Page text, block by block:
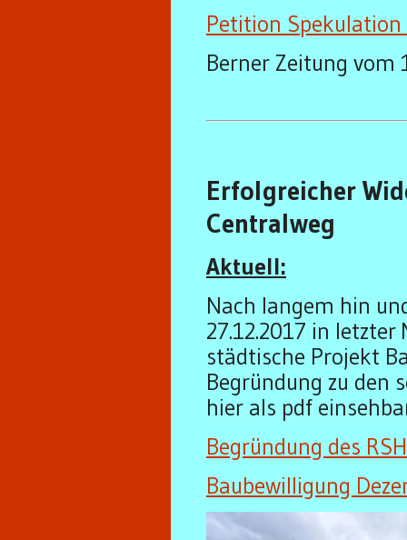
Petition
Berner Zeitung vom
Erfolgreicher
Centralweg
Aktuell:
Nach langem hin
27.12.2017 in
städtische Projekt
Begründung zu den
hier als pdf
Begründung des
Baubewilligung